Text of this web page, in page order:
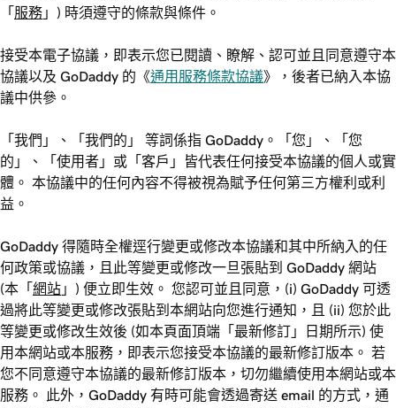
「 服務 」) 時須遵守的條款與條件。
接受本電子協議，即表示您已閱讀、瞭解、認可並且同意遵守本
協議以及 GoDaddy 的《通用服務條款協議》，後者已納入本協
議中供參。
「我們」、「我們的」 等詞係指 GoDaddy。「您」、「您
的」、「使用者」或「客戶」皆代表任何接受本協議的個人或實
體。 本協議中的任何內容不得被視為賦予任何第三方權利或利
益。
GoDaddy 得隨時全權逕行變更或修改本協議和其中所納入的任
何政策或協議，且此等變更或修改一旦張貼到 GoDaddy 網站
(本「 網站 」) 便立即生效。 您認可並且同意，(i) GoDaddy 可透
過將此等變更或修改張貼到本網站向您進行通知，且 (ii) 您於此
等變更或修改生效後 (如本頁面頂端「最新修訂」日期所示) 使
用本網站或本服務，即表示您接受本協議的最新修訂版本。 若
您不同意遵守本協議的最新修訂版本，切勿繼續使用本網站或本
服務。 此外，GoDaddy 有時可能會透過寄送 email 的方式，通